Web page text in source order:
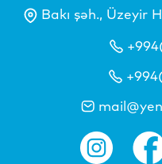
Bakı şəh., Üzeyir